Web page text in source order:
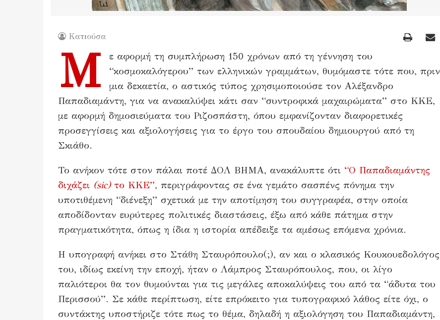
Κατιούσα
Μ
ε αφορμή τη συμπλήρωση 150 χρόνων από τη γέννηση του
“κοσμοκαλόγερου” των ελληνικών γραμμάτων, θυμόμαστε τότε που, πριν
μια δεκαετία, ο αστικός τύπος χρησιμοποιούσε τον Αλέξανδρο
Παπαδιαμάντη, για να ανακαλύψει κάτι σαν “συντροφικά μαχαιρώματα” στο ΚΚΕ,
με αφορμή δημοσιεύματα του Ριζοσπάστη, όπου εμφανίζονταν διαφορετικές
προσεγγίσεις και αξιολογήσεις για το έργο του σπουδαίου δημιουργού από τη
Σκιάθο.
Το ανήκον τότε στον πάλαι ποτέ ΔΟΛ ΒΗΜΑ, ανακάλυπτε ότι “Ο Παπαδιαμάντης
διχάζει (sic)το ΚΚΕ”, περιγράφοντας σε ένα γεμάτο σασπένς πόνημα την
υποτιθέμενη “διένεξη” σχετικά με την αποτίμηση του συγγραφέα, στην οποία
αποδίδονταν ευρύτερες πολιτικές διαστάσεις, έξω από κάθε πάτημα στην
πραγματικότητα, όπως η ίδια η ιστορία απέδειξε τα αμέσως επόμενα χρόνια.
Η υπογραφή ανήκει στο Στάθη Σταυρόπουλο(;), αν και ο κλασικός Κουκουεδολόγος
του, ιδίως εκείνη την εποχή, ήταν ο Λάμπρος Σταυρόπουλος, που, οι λίγο
παλιότεροι θα τον θυμούνται για τις μεγάλες αποκαλύψεις του από τα “άδυτα του
Περισσού”. Σε κάθε περίπτωση, είτε επρόκειτο για τυπογραφικό λάθος είτε όχι, ο
συντάκτης υποστήριζε τότε πως το θέμα, δηλαδή η αξιολόγηση του Παπαδιαμάντη,